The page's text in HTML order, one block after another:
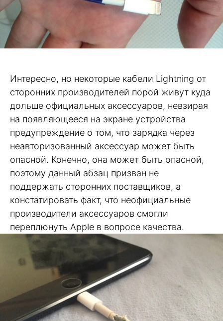
Интересно, но некоторые кабели Lightning от
сторонних производителей порой живут куда
дольше официальных аксессуаров, невзирая
на появляющееся на экране устройства
предупреждение о том, что зарядка через
неавторизованный аксессуар может быть
опасной. Конечно, она может быть опасной,
поэтому данный абзац призван не
поддержать сторонних поставщиков, а
констатировать факт, что неофициальные
производители аксессуаров смогли
переплюнуть Apple в вопросе качества.